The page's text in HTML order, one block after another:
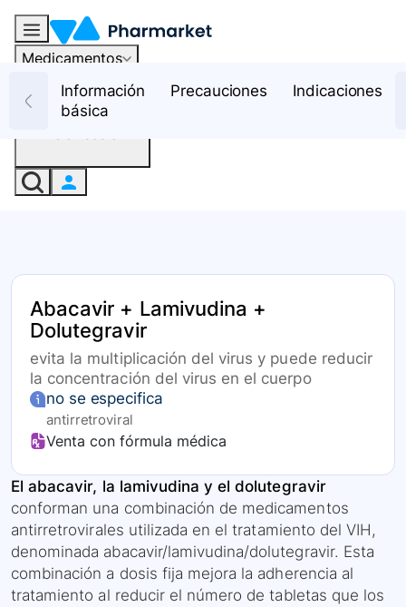
Medicamentos
RecursosInformación
básica
Precauciones Indicaciones
Abacavir + Lamivudina +
Dolutegravir
evita la multiplicación del virus y puede reducir
la concentración del virus en el cuerpo
no se especifica
antirretroviral
Venta con fórmula médica
El abacavir, la lamivudina y el dolutegravir
conforman una combinación de medicamentos
antirretrovirales utilizada en el tratamiento del VIH,
denominada abacavir/lamivudina/dolutegravir. Esta
combinación a dosis fija mejora la adherencia al
tratamiento al reducir el número de tabletas que los